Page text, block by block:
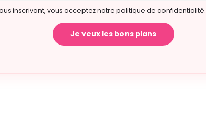
inscrivant, vous acceptez notre politique de confidentialité.